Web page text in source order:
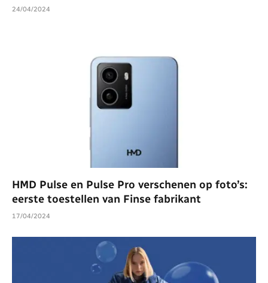
24/04/2024
HMD Pulse en Pulse Pro verschenen op foto’s:
eerste toestellen van Finse fabrikant
17/04/2024